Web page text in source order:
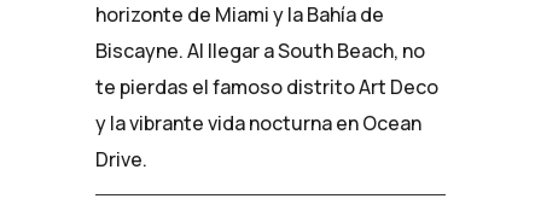
horizonte de Miami y la Bahía de
Biscayne. Al llegar a South Beach, no
te pierdas el famoso distrito Art Deco
y la vibrante vida nocturna en Ocean
Drive.